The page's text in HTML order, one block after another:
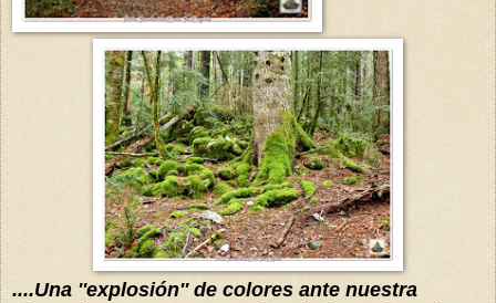
....Una ''explosión''de colores ante nuestra